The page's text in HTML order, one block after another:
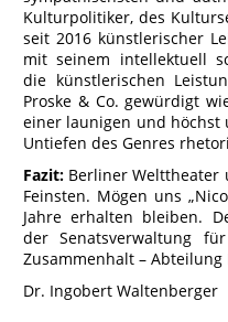
Kulturpolitiker, des
seit 2016 künstlerischer
mit seinem intellektuell
die künstlerischen
Proske & Co. gewürdigt
einer launigen und höchst
Untiefen des Genres
Fazit: Berliner Welttheater
Feinsten. Mögen uns
Jahre erhalten bleiben.
der Senatsverwaltung
Zusammenhalt –
Dr. Ingobert Waltenberger